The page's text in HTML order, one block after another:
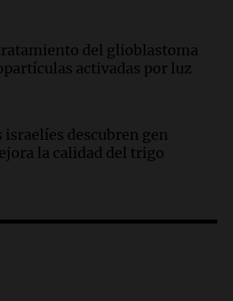
abogada de Pourrain:
todos
limpiaron 9.000
Suquía y retiraron hasta
del glioblastoma
activadas por luz
descubren gen
la calidad del trigo